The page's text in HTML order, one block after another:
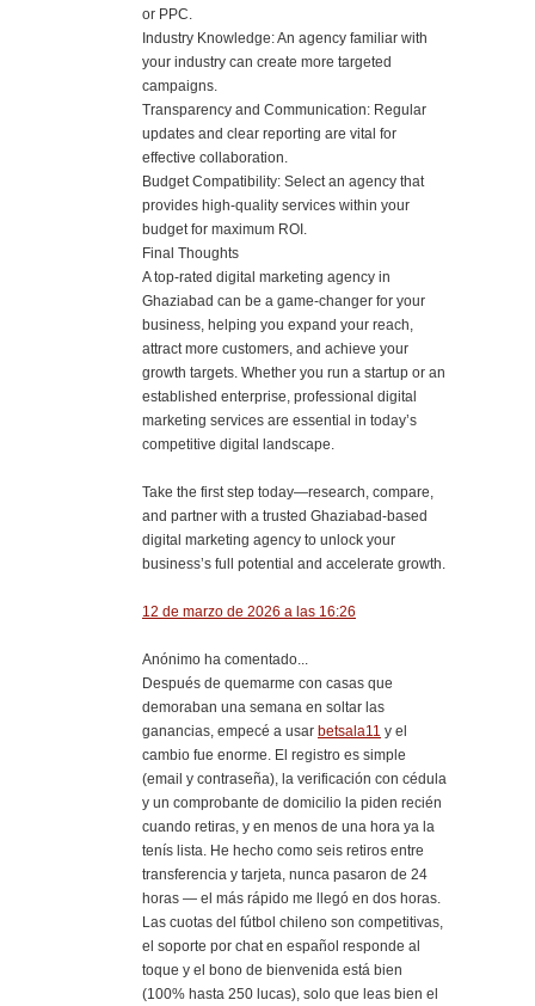
or PPC.
Industry Knowledge: An agency familiar with
your industry can create more targeted
campaigns.
Transparency and Communication: Regular
updates and clear reporting are vital for
effective collaboration.
Budget Compatibility: Select an agency that
provides high-quality services within your
budget for maximum ROI.
Final Thoughts
A top-rated digital marketing agency in
Ghaziabad can be a game-changer for your
business, helping you expand your reach,
attract more customers, and achieve your
growth targets. Whether you run a startup or an
established enterprise, professional digital
marketing services are essential in today’s
competitive digital landscape.
Take the first step today—research, compare,
and partner with a trusted Ghaziabad-based
digital marketing agency to unlock your
business’s full potential and accelerate growth.
12 de marzo de 2026 a las 16:26
Anónimo ha comentado...
Después de quemarme con casas que
demoraban una semana en soltar las
ganancias, empecé a usar betsala11 y el
cambio fue enorme. El registro es simple
(email y contraseña), la verificación con cédula
y un comprobante de domicilio la piden recién
cuando retiras, y en menos de una hora ya la
tenís lista. He hecho como seis retiros entre
transferencia y tarjeta, nunca pasaron de 24
horas — el más rápido me llegó en dos horas.
Las cuotas del fútbol chileno son competitivas,
el soporte por chat en español responde al
toque y el bono de bienvenida está bien
(100% hasta 250 lucas), solo que leas bien el